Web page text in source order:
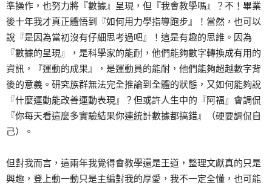
準操作，也努力將『數據』呈現，但『我會教學嗎』？不！畢業
後十年我才真正體悟到『如何用力學指導跑步』！當然，也可以
說『是因為當初沒有仔細思考過吧』！這是有趣的思維。因為
『數據的呈現』，是科學家的能耐，他們能夠數字轉換成有用的
資訊，『運動的成果』，是運動員的能耐，他們能夠超越數字背
後的意義。研究族群無法完全推論到全體的狀態，又如何能夠說
『什麼運動能改善運動表現』？但或許人生中的『阿福』會調侃
『你每天看這麼多實驗結果你連統計數據都搞錯』（硬要調侃自
己）。
但對我而言，這兩年我覺得會教學還是王道，整理文獻真的只是
興趣，登上動一動只是主編對我的厚愛，我不一定全懂，也可能